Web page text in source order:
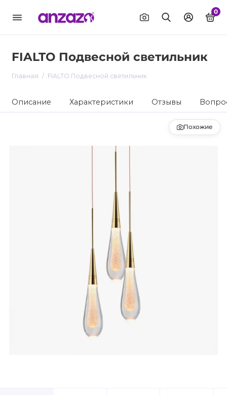
0
FIALTO Подвесной светильник
Главная FIALTO Подвесной светильник
Описание Характеристики Отзывы
Похожие